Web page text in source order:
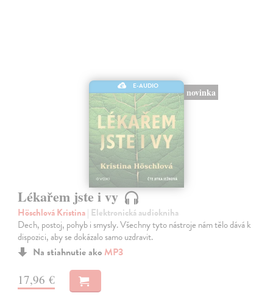
E-AUDIO
novinka
Lékařem jste i vy
Höschlová Kristina| Elektronická audiokniha
Dech, postoj, pohyb i smysly. Všechny tyto nástroje nám tělo dává k
dispozici, aby se dokázalo samo uzdravit.
Na stiahnutie ako MP3
17,96 €